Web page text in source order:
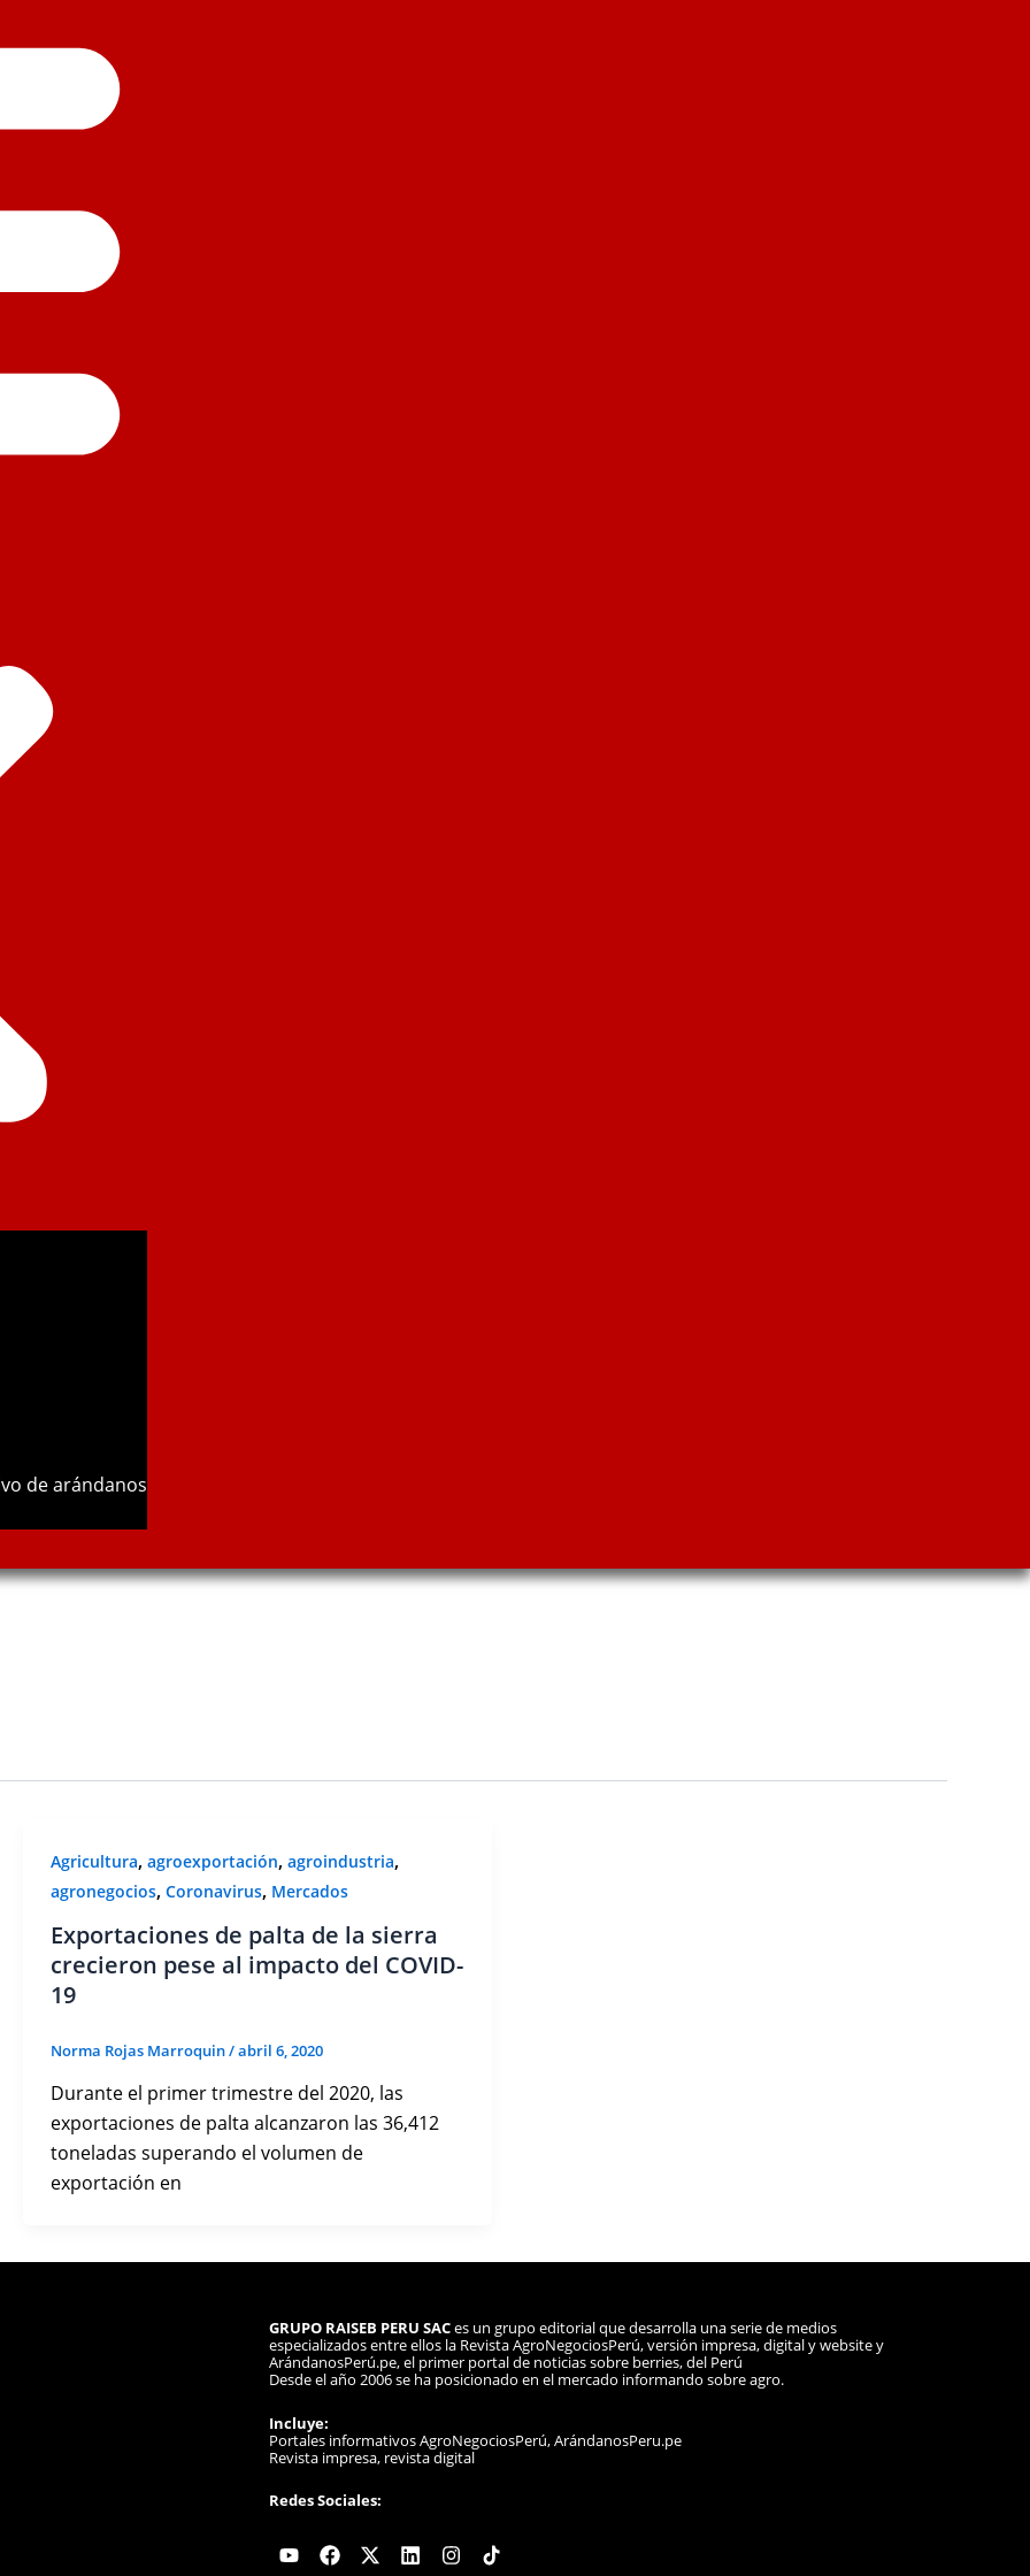
de arándanos
Agricultura, agroexportación, agroindustria,
agronegocios, Coronavirus, Mercados
Exportaciones de palta de la sierra
crecieron pese al impacto del COVID-
19
Norma Rojas Marroquin/abril 6, 2020
Durante el primer trimestre del 2020, las
exportaciones de palta alcanzaron las 36,412
toneladas superando el volumen de
exportación en
GRUPO RAISEB PERU SACes un grupo editorial que desarrolla una serie de medios
especializados entre ellos la Revista AgroNegociosPerú, versión impresa, digital y website y
ArándanosPerú.pe, el primer portal de noticias sobre berries, del Perú
Desde el año 2006 se ha posicionado en el mercado informando sobre agro.
Incluye:
Portales informativos AgroNegociosPerú, ArándanosPeru.pe
Revista impresa, revista digital
Redes Sociales:
YoutubeFacebook
X-
twitter
LinkedinInstagram